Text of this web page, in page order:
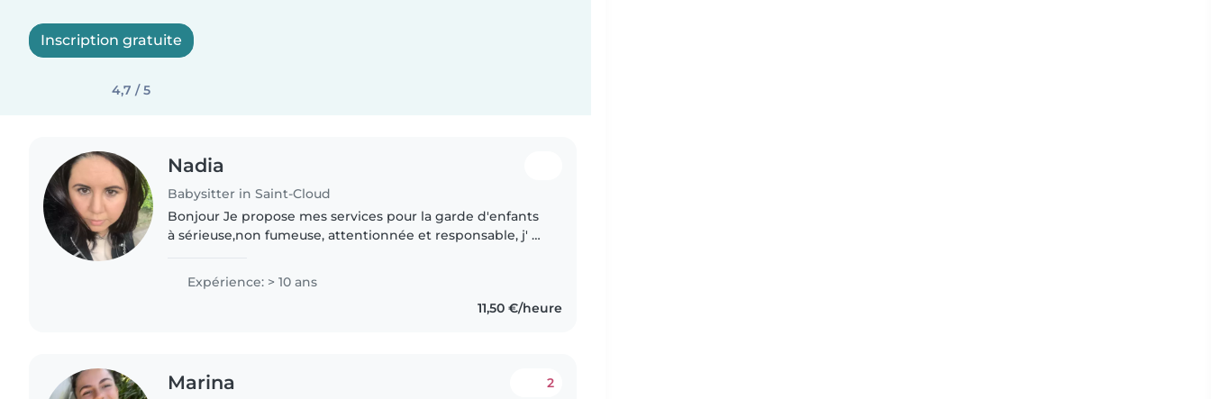
Inscription gratuite
4,7 / 5
Nadia
Babysitter in Saint-Cloud
Bonjour Je propose mes services pour la garde d'enfants
à sérieuse,non fumeuse, attentionnée et responsable, j' ai
Je peux..
Expérience: > 10 ans
11,50 €/heure
Marina 2